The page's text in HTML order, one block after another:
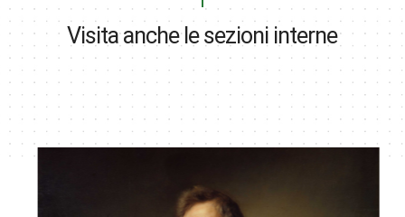
Visita anche le sezioni interne